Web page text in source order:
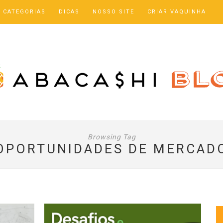
CATEGORIAS DICAS NOSSO SITE CRIAR VAQUINHA
Browsing Tag
DE